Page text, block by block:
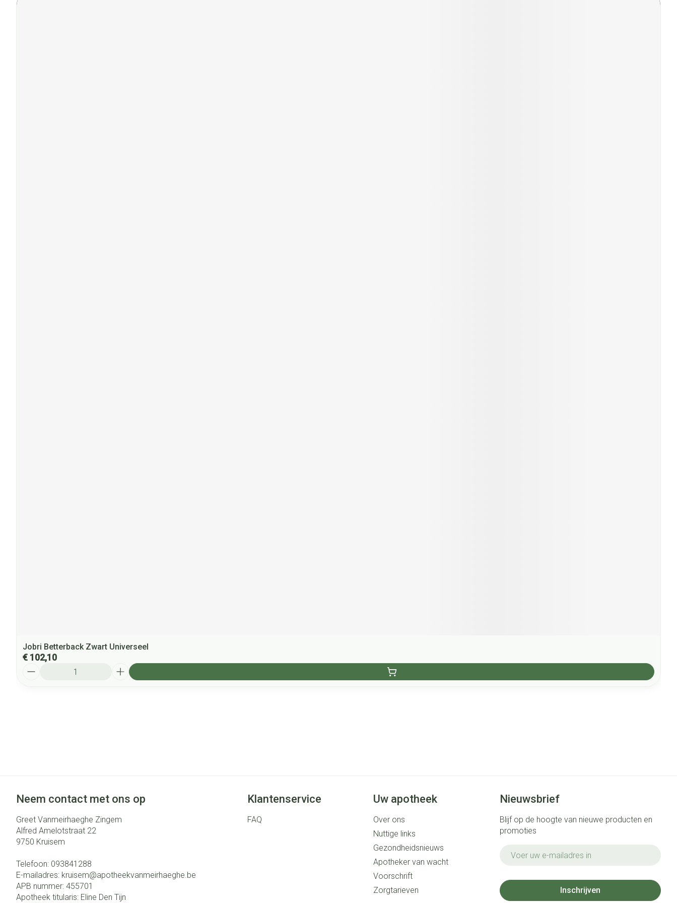
Jobri Betterback Zwart Universeel
€ 102,10
Neem contact met ons op
Greet Vanmeirhaeghe Zingem
Alfred Amelotstraat 22
9750 Kruisem
Telefoon: 093841288
E-mailadres: kruisem@apotheekvanmeirhaeghe.be
APB nummer: 455701
Apotheek titularis: Eline Den Tijn
Klantenservice
FAQ
Uw apotheek
Over ons
Nuttige links
Gezondheidsnieuws
Apotheker van wacht
Voorschrift
Zorgtarieven
Nieuwsbrief
Blijf op de hoogte van nieuwe producten en
promoties
Inschrijven